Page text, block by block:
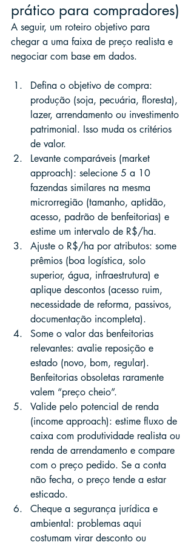
prático para compradores)
A seguir, um roteiro objetivo para
chegar a uma faixa de preço realista e
negociar com base em dados.
Defina o objetivo de compra:
produção (soja, pecuária, floresta),
lazer, arrendamento ou investimento
patrimonial. Isso muda os critérios
de valor.
Levante comparáveis (market
approach): selecione 5 a 10
fazendas similares na mesma
microrregião (tamanho, aptidão,
acesso, padrão de benfeitorias) e
estime um intervalo de R$/ha.
Ajuste o R$/ha por atributos: some
prêmios (boa logística, solo
superior, água, infraestrutura) e
aplique descontos (acesso ruim,
necessidade de reforma, passivos,
documentação incompleta).
Some o valor das benfeitorias
relevantes: avalie reposição e
estado (novo, bom, regular).
Benfeitorias obsoletas raramente
valem “preço cheio”.
Valide pelo potencial de renda
(income approach): estime fluxo de
caixa com produtividade realista ou
renda de arrendamento e compare
com o preço pedido. Se a conta
não fecha, o preço tende a estar
esticado.
Cheque a segurança jurídica e
ambiental: problemas aqui
costumam virar desconto ou